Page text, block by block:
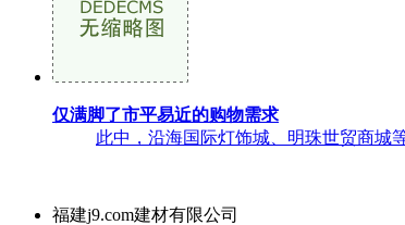
仅满脚了市平易近的购物需求
此中，沿海国际灯饰城、明珠世贸商城
福建j9.com建材有限公司